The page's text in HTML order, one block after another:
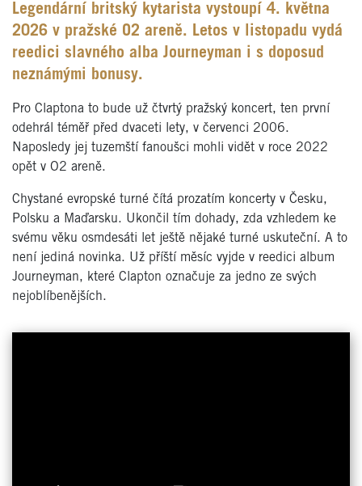
Legendární britský kytarista vystoupí 4. května
2026 v pražské O2 areně. Letos v listopadu vydá
reedici slavného alba Journeyman i s doposud
neznámými bonusy.
Pro Claptona to bude už čtvrtý pražský koncert, ten první
odehrál téměř před dvaceti lety, v červenci 2006.
Naposledy jej tuzemští fanoušci mohli vidět v roce 2022
opět v O2 areně.
Chystané evropské turné čítá prozatím koncerty v Česku,
Polsku a Maďarsku. Ukončil tím dohady, zda vzhledem ke
svému věku osmdesáti let ještě nějaké turné uskuteční. A to
není jediná novinka. Už příští měsíc vyjde v reedici album
Journeyman, které Clapton označuje za jedno ze svých
nejoblíbenějších.